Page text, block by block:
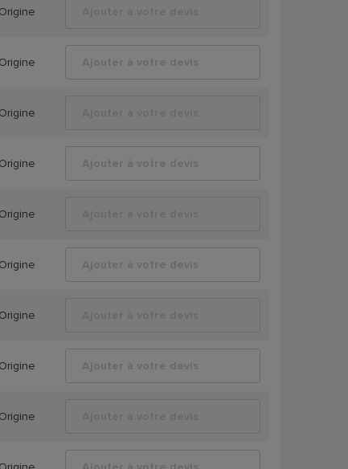
Origine
Origine Ajouter à votre devis
Origine
Origine Ajouter à votre devis
Origine
Origine Ajouter à votre devis
Origine
Origine Ajouter à votre devis
Origine